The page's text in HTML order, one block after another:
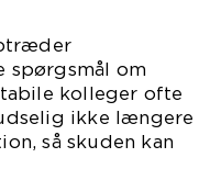
spørgsmål om
kolleger ofte
ikke længere
så skuden kan